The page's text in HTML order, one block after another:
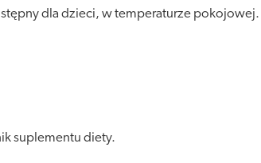
dla dzieci, w temperaturze pokojowej.
suplementu diety.